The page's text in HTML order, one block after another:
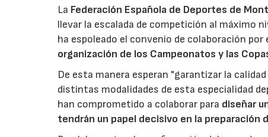
La Federación Española de Deportes de
llevar la escalada de competición al máximo
ha espoleado el convenio de colaboración por
organización de los Campeonatos y las
De esta manera esperan "garantizar la
distintas modalidades de esta especialidad
han comprometido a colaborar para diseñar
tendrán un papel decisivo en la preparación